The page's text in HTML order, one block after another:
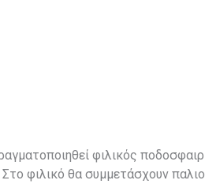
φιλικός
φιλικό θα συμμετάσχουν